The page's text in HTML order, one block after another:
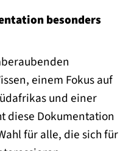
besonders
einem Fokus auf
und einer
diese Dokumentation
für alle, die sich für